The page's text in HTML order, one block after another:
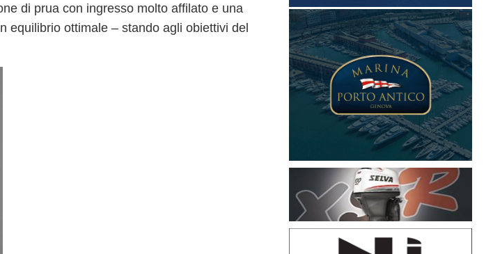
di prua con ingresso molto affilato e una
equilibrio ottimale – stando agli obiettivi del